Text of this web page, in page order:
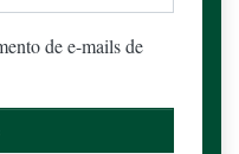
de e-mails de